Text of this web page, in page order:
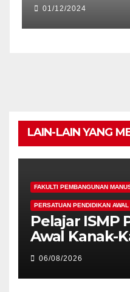
01/12/2024
LAIN-LAIN YANG
FAKULTI PEMBANGUNAN
PERSATUAN PENDIDIKAN
Pelajar ISMP
Awal Kanak-
Cemerlang
Pengiktirafan
di IAM2026
06/08/2026